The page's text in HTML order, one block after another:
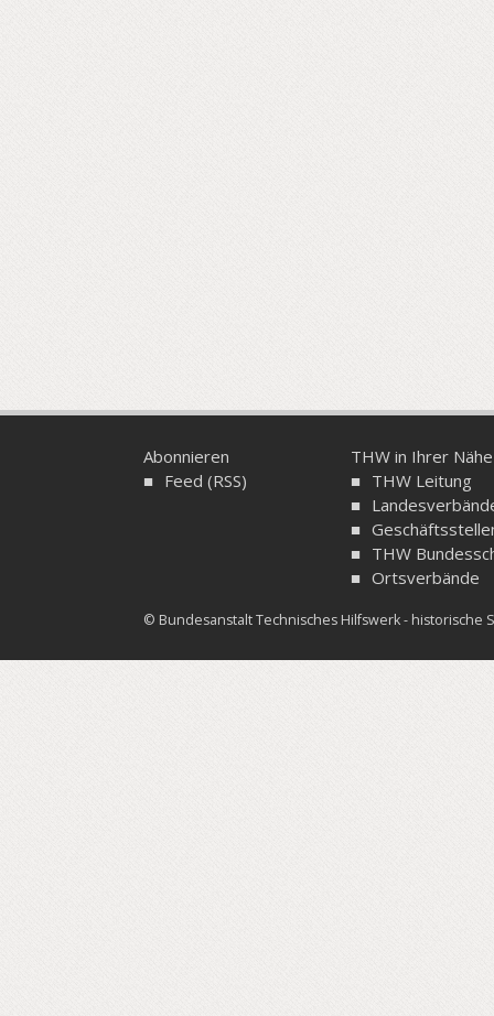
Abonnieren
Feed (RSS)
THW in Ihrer Nähe
THW Leitung
THW
Ortsverbände
© Bundesanstalt Technisches Hilfswerk - historische